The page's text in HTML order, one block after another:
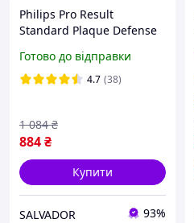
Philips Pro Result
Standard Plaque Defense
зубних щіток HX9024 4
штуки в пакованні
Готово до відправки
4.7 (38)
884₴
1 084 ₴
Купити
SALVADOR 93%